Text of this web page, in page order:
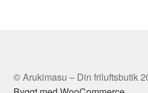
© Arukimasu – Din friluftsbutik